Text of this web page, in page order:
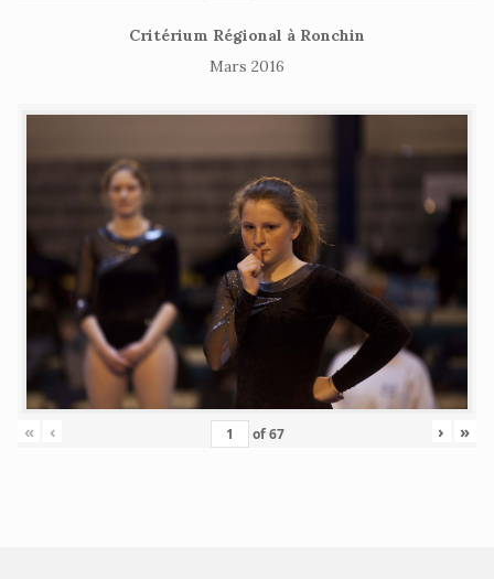
Critérium Régional à Ronchin
Mars 2016
« ‹ of67 › »